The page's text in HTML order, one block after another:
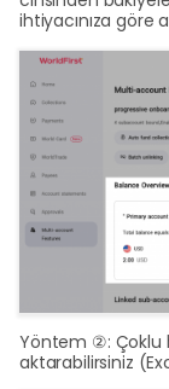
ihtiyacınıza göre
Yöntem ②: Çoklu
aktarabilirsiniz